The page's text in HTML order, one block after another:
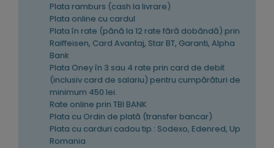
Plata ramburs (cash la livrare)
Plata online cu cardul
Plata în rate (pănă la 12 rate fără dobândă) prin
Raiffeisen, Card Avantaj, Star BT, Garanti, Alpha
Bank
Plata Oney în 3 sau 4 rate prin card de debit
(inclusiv card de salariu) pentru cumpărături de
minimum 450 lei.
Rate online prin TBI BANK
Plata cu Ordin de plată (transfer bancar)
Plata cu carduri cadou tip : Sodexo, Edenred, Up
Romania